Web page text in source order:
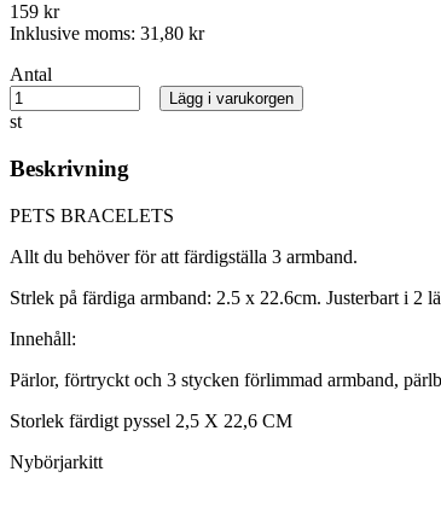
159 kr
Inklusive moms: 31,80 kr
Antal
st
Lägg i varukorgen
Beskrivning
PETS BRACELETS
Allt du behöver för att färdigställa 3 armband.
Strlek på färdiga armband: 2.5 x 22.6cm. Justerbart i 2
Innehåll:
Pärlor, förtryckt och 3 stycken förlimmad armband,
Storlek färdigt pyssel 2,5 X 22,6 CM
Nybörjarkitt